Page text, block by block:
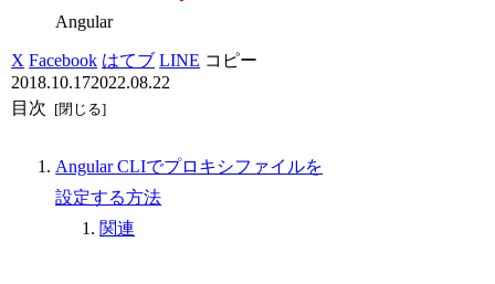
Angular
X Facebook はてブ LINE コピー
2018.10.172022.08.22
目次
Angular CLIでプロキシファイルを
設定する方法
関連